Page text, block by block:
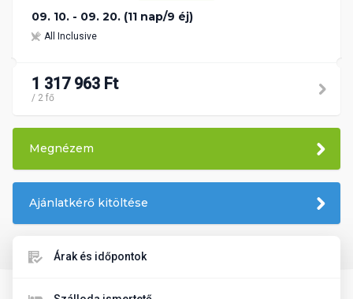
09. 10. - 09. 20. (11 nap/9 éj)
All Inclusive
1 317 963 Ft
/ 2 fő
Megnézem
Ajánlatkérő kitöltése
Árak és időpontok